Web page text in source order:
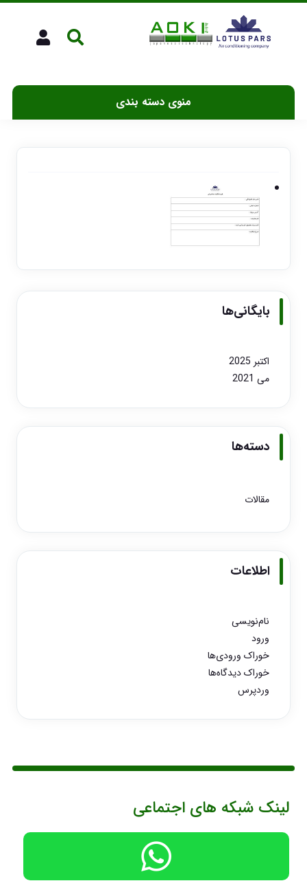
منوی دسته بندی
بایگانی‌ها
اکتبر 2025
می 2021
دسته‌ها
مقالات
اطلاعات
نام‌نویسی
ورود
خوراک ورودی‌ها
خوراک دیدگاه‌ها
وردپرس
لینک شبکه های اجتماعی